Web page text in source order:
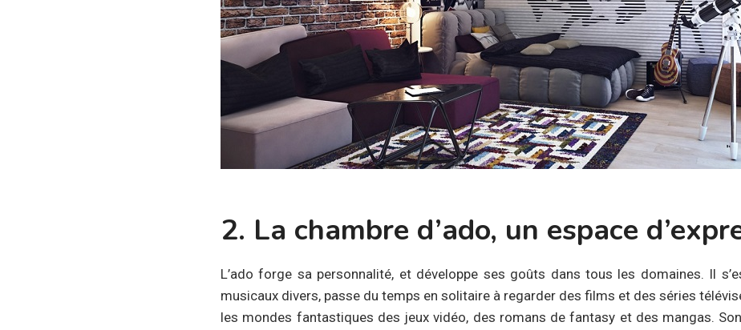
2. La chambre d’ado, un espace
L’ado forge sa personnalité, et développe ses goûts dans tous les domaines. Il
musicaux divers, passe du temps en solitaire à regarder des films et des séries
les mondes fantastiques des jeux vidéo, des romans de fantasy et des mangas.